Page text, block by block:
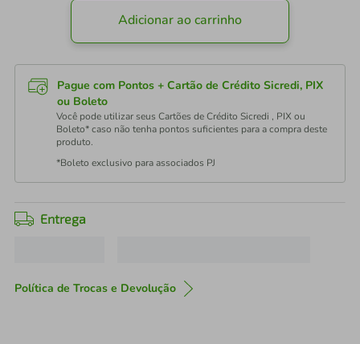
Adicionar ao carrinho
Pague com Pontos + Cartão de Crédito Sicredi, PIX
ou Boleto
Você pode utilizar seus Cartões de Crédito Sicredi , PIX ou
Boleto* caso não tenha pontos suficientes para a compra deste
produto.
*Boleto exclusivo para associados PJ
Entrega
Política de Trocas e Devolução